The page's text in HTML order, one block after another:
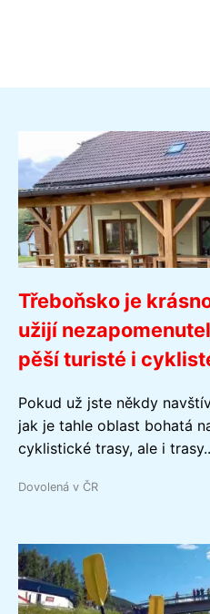
Třeboňsko je
užijí
pěší turisté i
Pokud už jste někdy
jak je tahle oblast bohatá
cyklistické trasy, ale i
Dovolená v ČR